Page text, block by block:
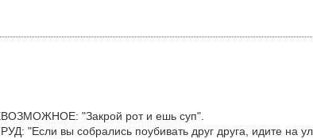
"Закрой рот и ешь суп".
вы собрались поубивать друг друга, идите на